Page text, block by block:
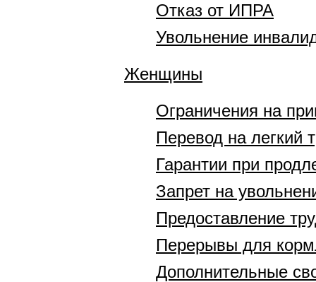
Отказ от ИПРА
Увольнение
Женщины
Ограничения на
Перевод на легкий
Гарантии при
Запрет на
Предоставление
Перерывы для
Дополнительные